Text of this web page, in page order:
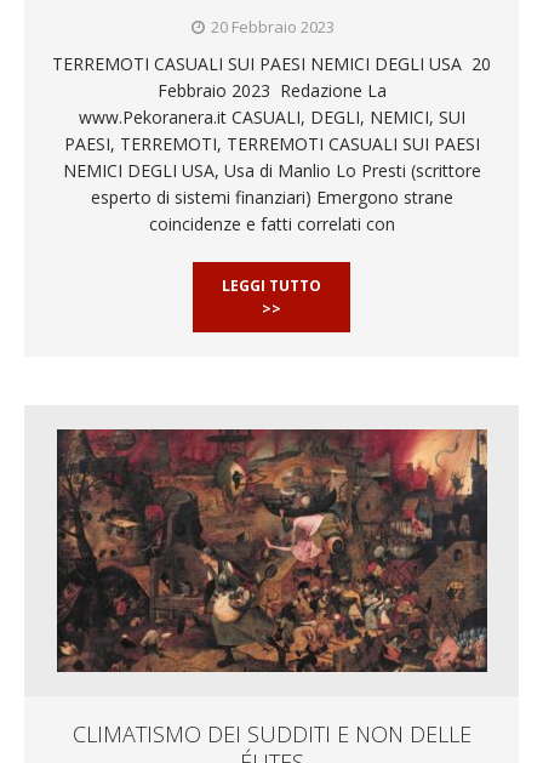
20 Febbraio 2023
TERREMOTI CASUALI SUI PAESI NEMICI DEGLI USA 20
Febbraio 2023 Redazione La
www.Pekoranera.it CASUALI, DEGLI, NEMICI, SUI
PAESI, TERREMOTI, TERREMOTI CASUALI SUI PAESI
NEMICI DEGLI USA, Usa di Manlio Lo Presti (scrittore
esperto di sistemi finanziari) Emergono strane
coincidenze e fatti correlati con
LEGGI TUTTO
>>
CLIMATISMO DEI SUDDITI E NON DELLE